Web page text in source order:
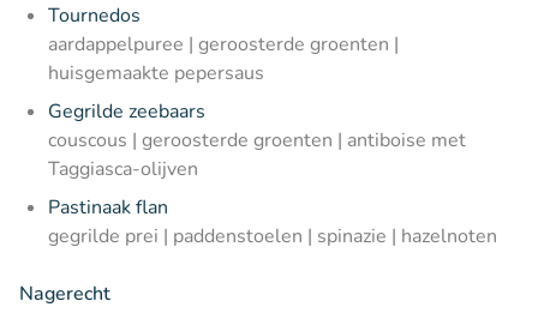
Tournedos
aardappelpuree | geroosterde groenten |
huisgemaakte pepersaus
Gegrilde zeebaars
couscous | geroosterde groenten | antiboise met
Taggiasca-olijven
Pastinaak flan
gegrilde prei | paddenstoelen | spinazie | hazelnoten
Nagerecht